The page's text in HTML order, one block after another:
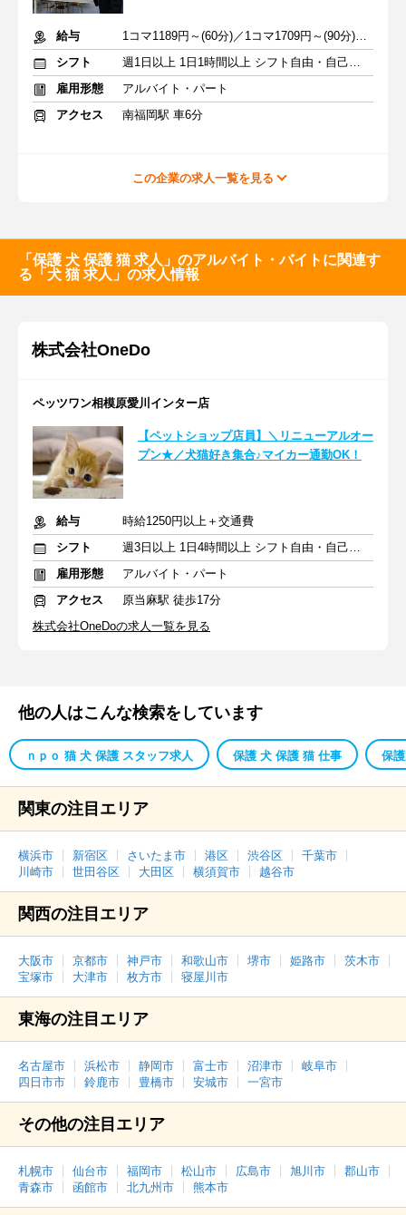
給与
1コマ1189円～(60分)／1コマ1709円～(90分) ※準備報告手当込み
シフト
週1日以上 1日1時間以上 シフト自由・自己申告
雇用形態
アルバイト・パート
アクセス
南福岡駅 車6分
この企業の求人一覧を見る
「保護 犬 保護 猫 求人」のアルバイト・バイトに関連す
る「犬 猫 求人」の求人情報
株式会社OneDo
ペッツワン相模原愛川インター店
【ペットショップ店員】＼リニューアルオー
プン★／犬猫好き集合♪マイカー通勤OK！
給与
時給1250円以上＋交通費
シフト
週3日以上 1日4時間以上 シフト自由・自己申告
雇用形態
アルバイト・パート
アクセス
原当麻駅 徒歩17分
株式会社OneDoの求人一覧を見る
他の人はこんな検索をしています
ｎｐｏ 猫 犬 保護 スタッフ求人 保護 犬 保護 猫 仕事 保
関東の注目エリア
横浜市 新宿区 さいたま市 港区 渋谷区
千葉市
川崎市
世田谷区 大田区 横須賀市 越谷市
関西の注目エリア
大阪市 京都市 神戸市 和歌山市 堺市 姫路市
茨木市
宝塚市
大津市 枚方市 寝屋川市
東海の注目エリア
名古屋市 浜松市 静岡市 富士市 沼津市
岐阜市
四日市市
鈴鹿市 豊橋市 安城市 一宮市
その他の注目エリア
札幌市 仙台市 福岡市 松山市 広島市 旭川市
郡山市
青森市
函館市 北九州市 熊本市